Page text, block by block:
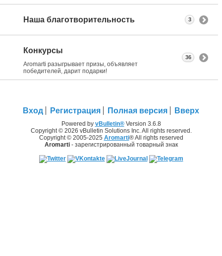
Наша благотворительность 3
Конкурсы
Aromarti разыгрывает призы, объявляет
победителей, дарит подарки!
36
Вход Регистрация Полная версия Вверх
Powered by vBulletin®Version 3.6.8
Copyright © 2026 vBulletin Solutions Inc. All rights reserved.
Copyright © 2005-2025 Aromarti® All rights reserved
Aromarti- зарегистрированный товарный знак